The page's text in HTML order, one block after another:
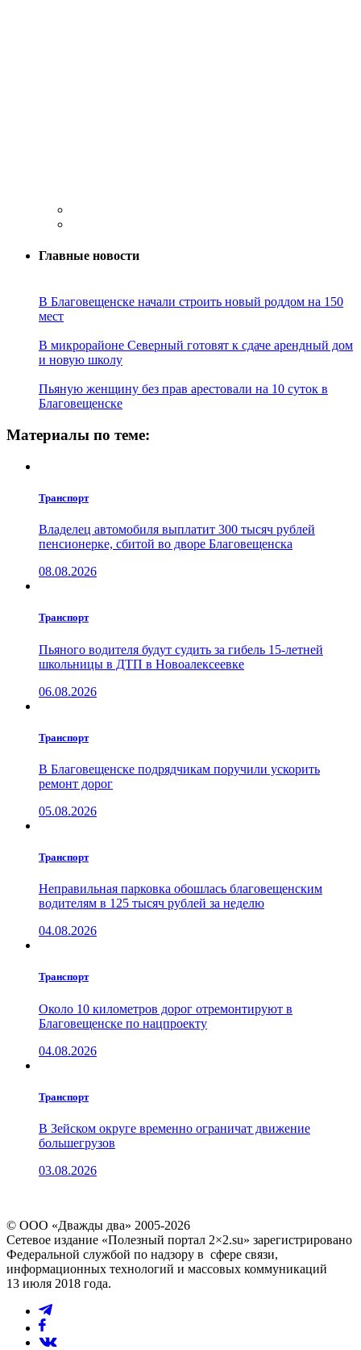
Главные новости
В Благовещенске начали строить новый роддом на 150
мест
В микрорайоне Северный готовят к сдаче арендный дом
и новую школу
Пьяную женщину без прав арестовали на 10 суток в
Благовещенске
Материалы по теме:
Транспорт
Владелец автомобиля выплатит 300 тысяч рублей
пенсионерке, сбитой во дворе Благовещенска
08.08.2026
Транспорт
Пьяного водителя будут судить за гибель 15-летней
школьницы в ДТП в Новоалексеевке
06.08.2026
Транспорт
В Благовещенске подрядчикам поручили ускорить
ремонт дорог
05.08.2026
Транспорт
Неправильная парковка обошлась благовещенским
водителям в 125 тысяч рублей за неделю
04.08.2026
Транспорт
Около 10 километров дорог отремонтируют в
Благовещенске по нацпроекту
04.08.2026
Транспорт
В Зейском округе временно ограничат движение
большегрузов
03.08.2026
© ООО «Дважды два» 2005-2026
Сетевое издание «Полезный портал 2×2.su» зарегистрировано
Федеральной службой по надзору в сфере связи,
информационных технологий и массовых коммуникаций
13 июля 2018 года.